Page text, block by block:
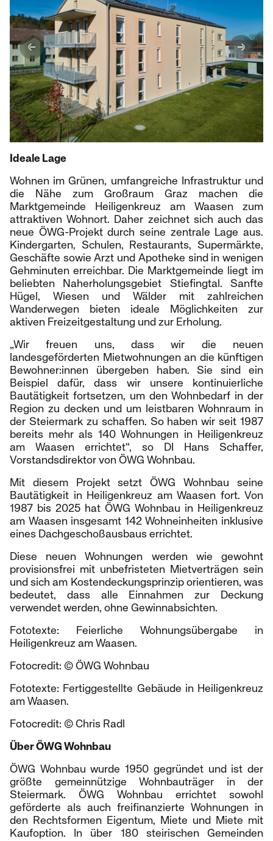
Ideale Lage
Wohnen im Grünen, umfangreiche Infrastruktur und
die Nähe zum Großraum Graz machen die
Marktgemeinde Heiligenkreuz am Waasen zum
attraktiven Wohnort. Daher zeichnet sich auch das
neue ÖWG-Projekt durch seine zentrale Lage aus.
Kindergarten, Schulen, Restaurants, Supermärkte,
Geschäfte sowie Arzt und Apotheke sind in wenigen
Gehminuten erreichbar. Die Marktgemeinde liegt im
beliebten Naherholungsgebiet Stiefingtal. Sanfte
Hügel, Wiesen und Wälder mit zahlreichen
Wanderwegen bieten ideale Möglichkeiten zur
aktiven Freizeitgestaltung und zur Erholung.
„Wir freuen uns, dass wir die neuen
landesgeförderten Mietwohnungen an die künftigen
Bewohner:innen übergeben haben. Sie sind ein
Beispiel dafür, dass wir unsere kontinuierliche
Bautätigkeit fortsetzen, um den Wohnbedarf in der
Region zu decken und um leistbaren Wohnraum in
der Steiermark zu schaffen. So haben wir seit 1987
bereits mehr als 140 Wohnungen in Heiligenkreuz
am Waasen errichtet“, so DI Hans Schaffer,
Vorstandsdirektor von ÖWG Wohnbau.
Mit diesem Projekt setzt ÖWG Wohnbau seine
Bautätigkeit in Heiligenkreuz am Waasen fort. Von
1987 bis 2025 hat ÖWG Wohnbau in Heiligenkreuz
am Waasen insgesamt 142 Wohneinheiten inklusive
eines Dachgeschoßausbaus errichtet.
Diese neuen Wohnungen werden wie gewohnt
provisionsfrei mit unbefristeten Mietverträgen sein
und sich am Kostendeckungsprinzip orientieren, was
bedeutet, dass alle Einnahmen zur Deckung
verwendet werden, ohne Gewinnabsichten.
Fototexte: Feierliche Wohnungsübergabe in
Heiligenkreuz am Waasen.
Fotocredit: © ÖWG Wohnbau
Fototexte: Fertiggestellte Gebäude in Heiligenkreuz
am Waasen.
Fotocredit: © Chris Radl
Über ÖWG Wohnbau
ÖWG Wohnbau wurde 1950 gegründet und ist der
größte gemeinnützige Wohnbauträger in der
Steiermark. ÖWG Wohnbau errichtet sowohl
geförderte als auch freifinanzierte Wohnungen in
den Rechtsformen Eigentum, Miete und Miete mit
Kaufoption. In über 180 steirischen Gemeinden